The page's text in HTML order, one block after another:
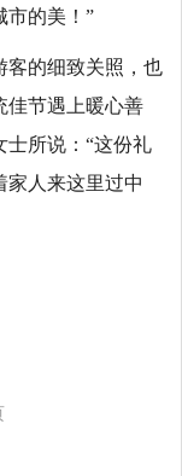
市的美！”
客的细致关照，也
佳节遇上暖心善
士所说：“这份礼
家人来这里过中